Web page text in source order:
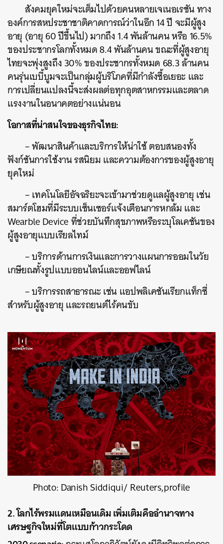
สังคมยุคใหม่จะเต็มไปด้วยคนหลายเจเนอเรชัน ทาง
องค์การสหประชาชาติคาดการณ์ว่าในอีก 14 ปี จะมีผู้สูง
อายุ (อายุ 60 ปีขึ้นไป) มากถึง 1.4 พันล้านคน หรือ 16.5%
ของประชากรโลกทั้งหมด 8.4 พันล้านคน ขณะที่ผู้สูงอายุ
ไทยจะพุ่งสูงถึง 30% ของประชากรทั้งหมด 68.3 ล้านคน
คนรุ่นเบบี้บูมจะเป็นกลุ่มผู้บริโภคที่มีกำลังซื้อเยอะ และ
การเปลี่ยนแปลงนี้จะส่งผลต่อทุกอุตสาหกรรมและตลาด
แรงงานในอนาคตอย่างแน่นอน
โอกาสที่น่าสนใจของธุรกิจไทย:
– พัฒนาสินค้าและบริการให้น่าใช้ ตอบสนองทั้ง
ฟังก์ชันการใช้งาน รสนิยม และความต้องการของผู้สูงอายุ
ยุคใหม่
– เทคโนโลยีอัจฉริยะจะเข้ามาช่วยดูแลผู้สูงอายุ เช่น
สมาร์ตโฮมที่มีระบบเซ็นเซอร์แจ้งเตือนการหกล้ม และ
Wearble Device ที่ช่วยบันทึกสุขภาพหรือระบุโลเคชันของ
ผู้สูงอายุแบบเรียลไทม์
– บริการด้านการเงินและการวางแผนการออมในวัย
เกษียณทั้งรูปแบบออนไลน์และออฟไลน์
– บริการรถสาธารณะ เช่น แอปพลิเคชันเรียกแท็กซี่
สำหรับผู้สูงอายุ และรถยนต์ไร้คนขับ
Photo: Danish Siddiqui/ Reuters,profile
2. โลกไร้พรมแดนเหมือนเดิม เพิ่มเติมคืออำนาจทาง
เศรษฐกิจใหม่ที่โตแบบก้าวกระโดด